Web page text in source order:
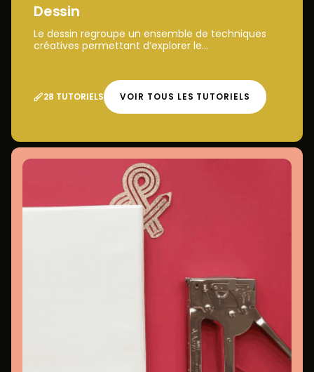
Dessin
Le dessin regroupe un ensemble de techniques
créatives permettant d’explorer le...
28 TUTORIELS VOIR TOUS LES TUTORIELS